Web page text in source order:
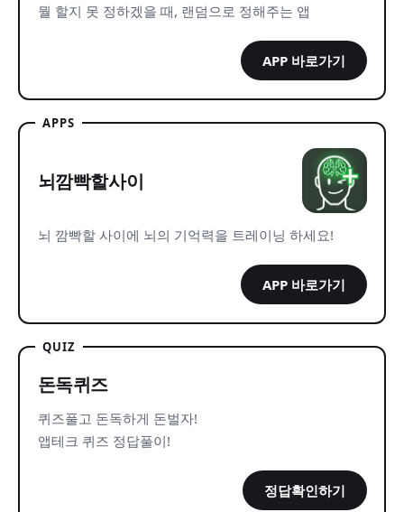
뭘 할지 못 정하겠을 때, 랜덤으로 정해주는 앱
APP 바로가기
APPS
뇌깜빡할사이
뇌 깜빡할 사이에 뇌의 기억력을 트레이닝 하세요!
APP 바로가기
QUIZ
돈독퀴즈
퀴즈풀고 돈독하게 돈벌자!
앱테크 퀴즈 정답풀이!
정답확인하기